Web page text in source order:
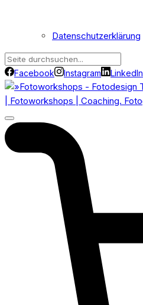
Datenschutzerklärung
Facebook Instagram LinkedIn